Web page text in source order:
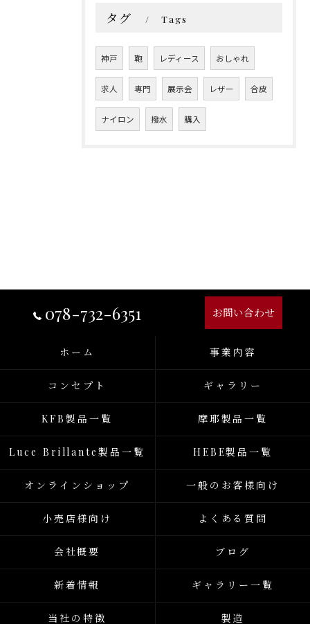
タグ Tags
神戸 鞄 レディース おしゃれ
求人 専門 展示会 レザー 合皮
ナイロン 撥水 購入
078-732-6351 お問い合わせ
ホーム 事業内容
コンセプト ギャラリー
KFB製品一覧 摩耶製品一覧
Luce Brillante製品一覧 HEBE製品一覧
オンラインショップ 一般のお客様向け
小売店様向け よくある質問
会社概要 ブログ
新着情報 ギャラリー一覧
当社の特徴 製造